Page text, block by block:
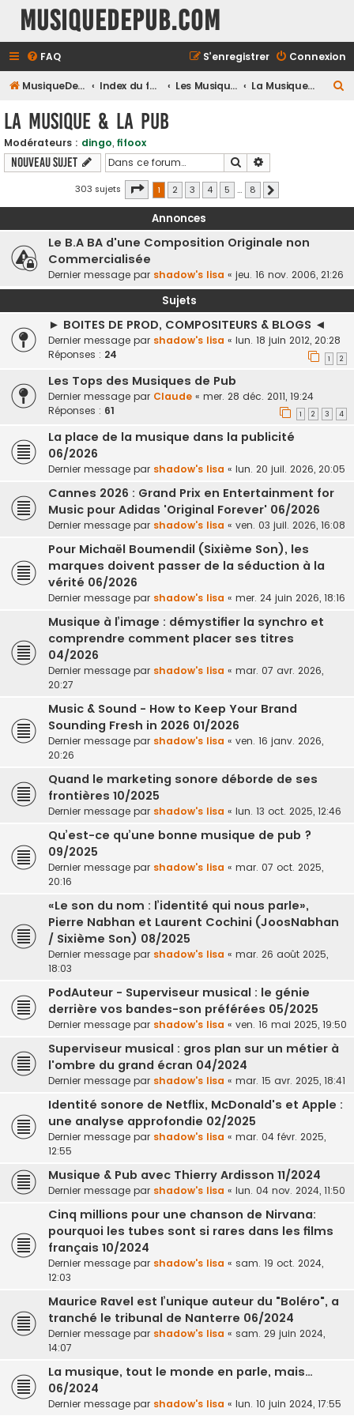
MusiqueDePub.com
FAQ Connexion
S’enregistrer
MusiqueDePub.com Index du forum Les Musiques De Pubs La Musique & la Pub
c
h
La Musique & la Pub
Modérateurs : dingo, fifoox
Nouveau sujet Rechercher
303 sujets Page 1sur8
1 2 3 4 5 … 8
Annonces
Le B.A BA d'une Composition Originale non
Commercialisée
Dernier message par shadow's lisa « jeu. 16 nov. 2006, 21:26
Sujets
► BOITES DE PROD, COMPOSITEURS & BLOGS ◄
Dernier message par shadow's lisa « lun. 18 juin 2012, 20:28
Réponses : 24 1 2
Les Tops des Musiques de Pub
Dernier message par Claude « mer. 28 déc. 2011, 19:24
Réponses : 61 1 2 3 4
La place de la musique dans la publicité
06/2026
Dernier message par shadow's lisa « lun. 20 juil. 2026, 20:05
Cannes 2026 : Grand Prix en Entertainment for
Music pour Adidas 'Original Forever' 06/2026
Dernier message par shadow's lisa « ven. 03 juil. 2026, 16:08
Pour Michaël Boumendil (Sixième Son), les
marques doivent passer de la séduction à la
vérité 06/2026
Dernier message par shadow's lisa « mer. 24 juin 2026, 18:16
Musique à l’image : démystifier la synchro et
comprendre comment placer ses titres
04/2026
Dernier message par shadow's lisa « mar. 07 avr. 2026,
20:27
Music & Sound - How to Keep Your Brand
Sounding Fresh in 2026 01/2026
Dernier message par shadow's lisa « ven. 16 janv. 2026,
20:26
Quand le marketing sonore déborde de ses
frontières 10/2025
Dernier message par shadow's lisa « lun. 13 oct. 2025, 12:46
Qu’est-ce qu’une bonne musique de pub ?
09/2025
Dernier message par shadow's lisa « mar. 07 oct. 2025,
20:16
«Le son du nom : l’identité qui nous parle»,
Pierre Nabhan et Laurent Cochini (JoosNabhan
/ Sixième Son) 08/2025
Dernier message par shadow's lisa « mar. 26 août 2025,
18:03
PodAuteur - Superviseur musical : le génie
derrière vos bandes-son préférées 05/2025
Dernier message par shadow's lisa « ven. 16 mai 2025, 19:50
Superviseur musical : gros plan sur un métier à
l'ombre du grand écran 04/2024
Dernier message par shadow's lisa « mar. 15 avr. 2025, 18:41
Identité sonore de Netflix, McDonald's et Apple :
une analyse approfondie 02/2025
Dernier message par shadow's lisa « mar. 04 févr. 2025,
12:55
Musique & Pub avec Thierry Ardisson 11/2024
Dernier message par shadow's lisa « lun. 04 nov. 2024, 11:50
Cinq millions pour une chanson de Nirvana:
pourquoi les tubes sont si rares dans les films
français 10/2024
Dernier message par shadow's lisa « sam. 19 oct. 2024,
12:03
Maurice Ravel est l’unique auteur du "Boléro", a
tranché le tribunal de Nanterre 06/2024
Dernier message par shadow's lisa « sam. 29 juin 2024,
14:07
La musique, tout le monde en parle, mais…
06/2024
Dernier message par shadow's lisa « lun. 10 juin 2024, 17:55